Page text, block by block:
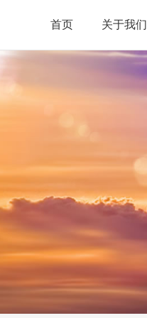
首页 关于我们